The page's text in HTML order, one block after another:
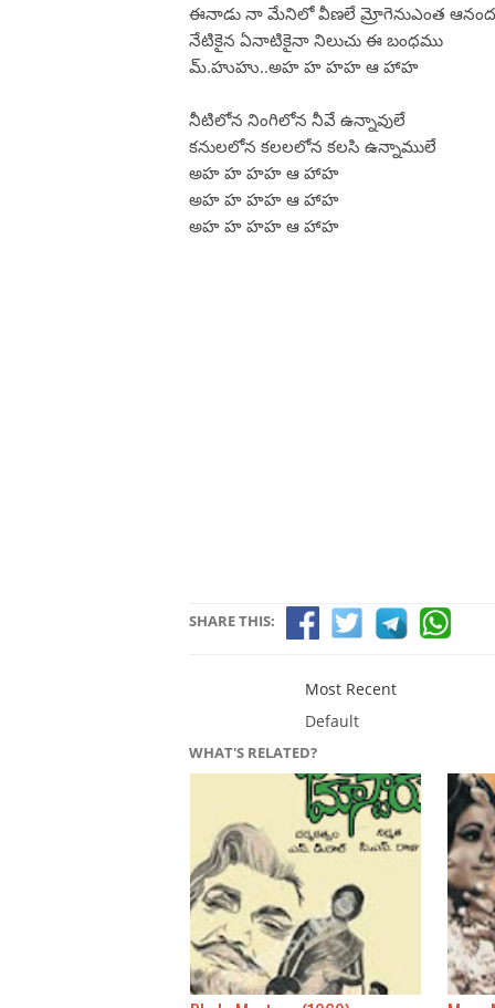
ఈనాడు నా మేనిలో వీణలే మ్రోగెనుఎంత
నేటికైన ఏనాటికైనా నిలుచు ఈ బంధము
మ్.హుహు..అహ హ హహ ఆ హాహ
నీటిలోన నింగిలోన నీవే ఉన్నావులే
కనులలోన కలలలోన కలసి ఉన్నాములే
అహ హ హహ ఆ హాహ
అహ హ హహ ఆ హాహ
అహ హ హహ ఆ హాహ
SHARE THIS:
Most Recent
Default
WHAT'S RELATED?